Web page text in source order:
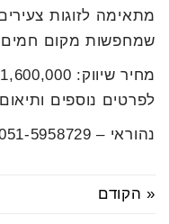
מתאימה לזוגות
שמחפשות מקום חמים
מחיר שיווק: 1,600,000 ש”ח
לפרטים נוספים ותיאום
נהוראי – 051-5958729
« הקודם